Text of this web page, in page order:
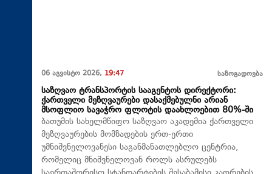
06 აგვისტო 2026, 19:47 საზოგადოება
საზღვაო ტრანსპორტის სააგენტოს დირექტორი:
ქართველი მეზღვაურები დასაქმებულნი არიან
მსოფლიო სავაჭრო ფლოტის დაახლოებით 80%-ში
ბათუმის სახელმწიფო საზღვაო აკადემია ქართველი
მეზღვაურების მომზადების ერთ-ერთი
უმნიშვნელოვანესი საგანმანათლებლო ცენტრია,
რომელიც მნიშვნელოვან როლს ასრულებს